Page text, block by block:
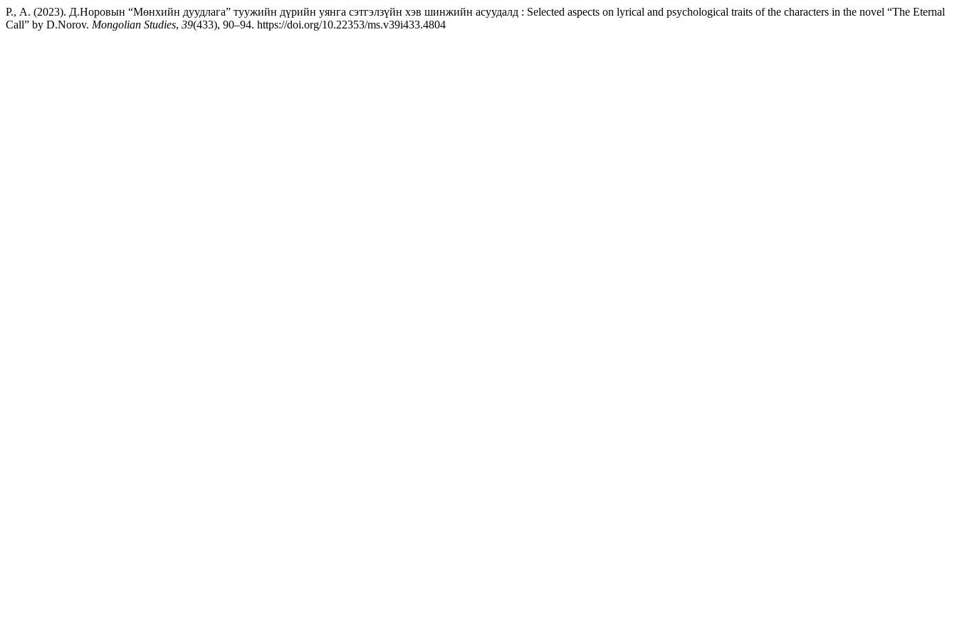
Р., А. (2023). Д.Норовын “Мөнхийн дуудлага” туужийн дүрийн уянга сэтгэлзүйн хэв шинжийн асуудалд : Selected aspects on lyrical and psychological traits of the characters in the novel “The Eternal
Call” by D.Norov. Mongolian Studies, 39(433), 90–94. https://doi.org/10.22353/ms.v39i433.4804